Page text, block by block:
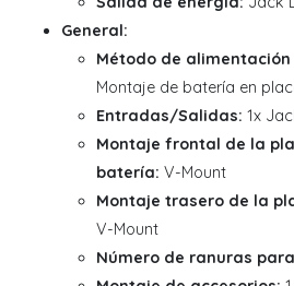
General:
Método de
Montaje de batería en
Entradas/Salidas: 1x
Montaje frontal de la
batería: V-Mount
Montaje trasero de la
V-Mount
Número de ranuras